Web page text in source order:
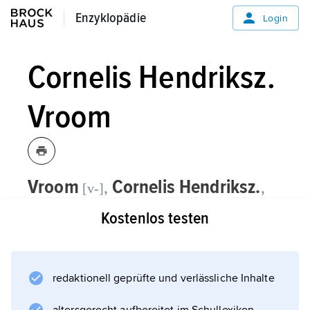
Enzyklopädie
Enzyklopädie Login
Cornelis Hendriksz.
Vroom
Vroom [v-], Cornelis Hendriksz.,
niederländischer Maler, * Haarlem um
1591, begraben ebenda 16. 9. 1661,
Hendrik Cornelisz. Vroom
Kostenlos testen
redaktionell geprüfte und verlässliche Inhalte